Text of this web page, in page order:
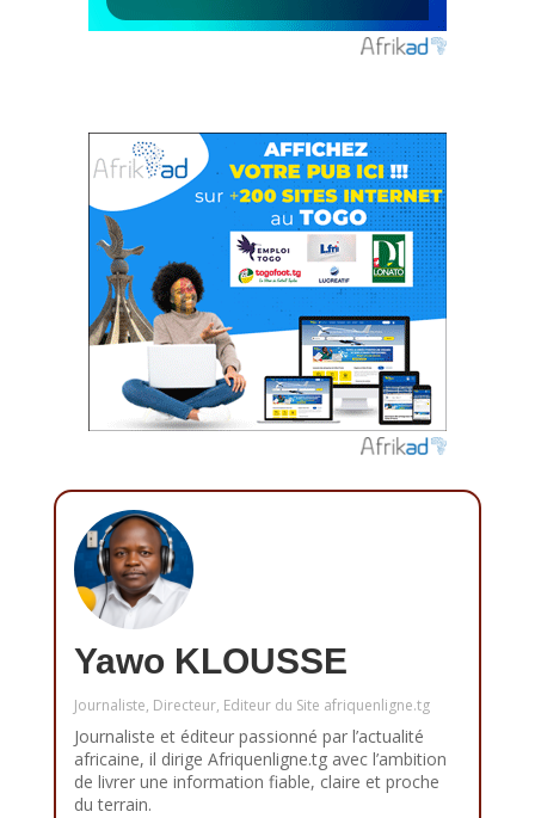
Yawo KLOUSSE
Journaliste, Directeur, Editeur du Site afriquenligne.tg
Journaliste et éditeur passionné par l’actualité
africaine, il dirige Afriquenligne.tg avec l’ambition
de livrer une information fiable, claire et proche
du terrain.